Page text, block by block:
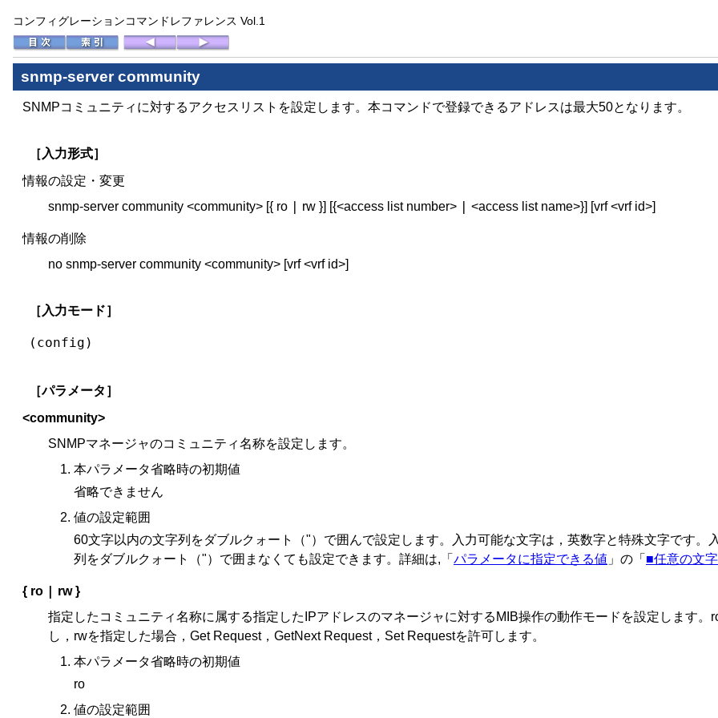
コンフィグレーションコマンドレファレンス Vol.1
snmp-server community
SNMPコミュニティに対するアクセスリストを設定します。本コマンドで登録できるアドレスは最大50となります。
［入力形式］
情報の設定・変更
snmp-server community <community> [{ ro
rw }] [{<access list number> <access list name>}] [vrf <vrf id>]
情報の削除
no snmp-server community <community> [vrf <vrf id>]
［入力モード］
(config)
［パラメータ］
<community>
SNMPマネージャのコミュニティ名称を設定します。
本パラメータ省略時の初期値
省略できません
値の設定範囲
60文字以内の文字列をダブルクォート（"）で囲んで設定します。入力可能な文字は，英数字と特殊文字です
列をダブルクォート（"）で囲まなくても設定できます。詳細は,「 パラメータに指定できる値 」の「 ■任意の文
{ ro
rw }
指定したコミュニティ名称に属する指定したIPアドレスのマネージャに対するMIB操作の動作モードを設定します
し，rwを指定した場合，Get Request，GetNext Request，Set Requestを許可します。
本パラメータ省略時の初期値
ro
値の設定範囲